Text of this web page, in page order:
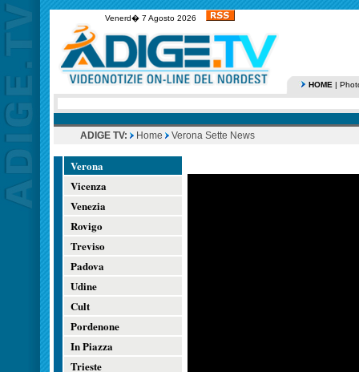
Venerd� 7 Agosto 2026
HOME |
ADIGE TV: Home Verona Sette News
Verona
Vicenza
Venezia
Rovigo
Treviso
Padova
Udine
Cult
Pordenone
In Piazza
Trieste